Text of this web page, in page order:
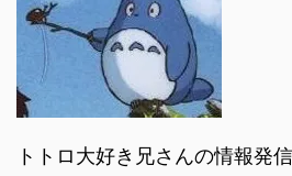
トトロ大好き兄さんの情報発